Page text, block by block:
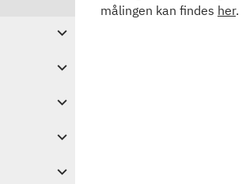
målingen kan findes her.